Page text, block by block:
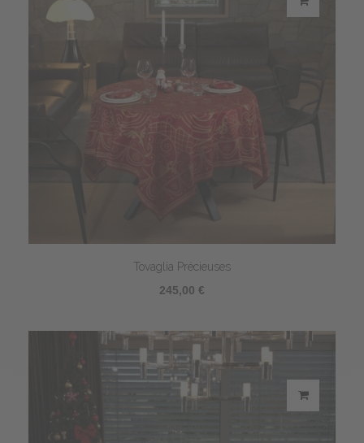
Tovaglia Précieuses
245,00 €